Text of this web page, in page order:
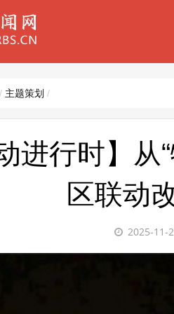
/ 主题策划 /
进行时】从
区联动
2025-11-